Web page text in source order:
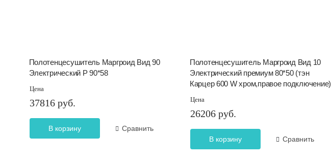
Полотенцесушитель Маргроид Вид 90
Электрический Р 90*58
Цена
37816 руб.
В корзину Сравнить
Полотенцесушитель Маргроид Вид 10
Электрический премиум 80*50 (тэн
Карцер 600 W хром,правое подключение)
Цена
26206 руб.
В корзину Сравнить